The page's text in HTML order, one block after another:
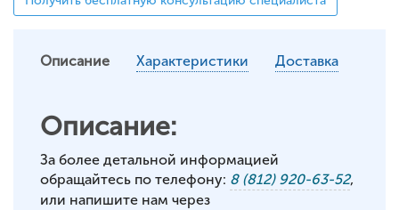
Описание Характеристики Доставка
Описание:
За более детальной информацией
обращайтесь по телефону: 8 (812) 920-63-52,
или напишите нам через